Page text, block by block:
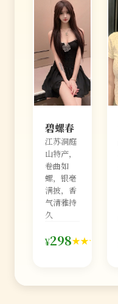
碧螺春
江苏洞庭
山特产，
卷曲如
螺，银毫
满披，香
气清雅持
久
¥298★★★★★